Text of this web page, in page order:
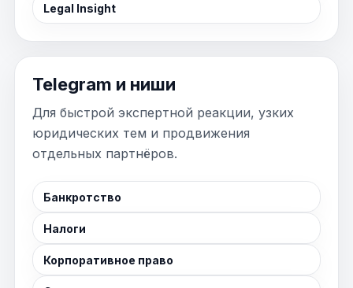
Legal Insight
Telegram и ниши
Для быстрой экспертной реакции, узких
юридических тем и продвижения
отдельных партнёров.
Банкротство
Налоги
Корпоративное право